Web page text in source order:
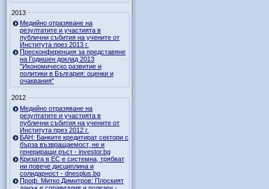
2013
Медийно отразяване на
резултатите и участията в
публични събития на учените от
Института през 2013 г.
Пресконференция за представяне
на Годишен доклад 2013
"Икономическо развитие и
политики в България: оценки и
очаквания"
2012
Медийно отразяване на
резултатите и участията в
публични събития на учените от
Института през 2012 г.
БАН: Банките кредитират сектори с
бърза възвращаемост, не и
генериращи ръст - investor.bg
Кризата в ЕС е системна, трябват
ни повече дисциплина и
солидарност - dnesplus.bg
Проф. Митко Димитров: Плоският
данък е справедлив и полезен -